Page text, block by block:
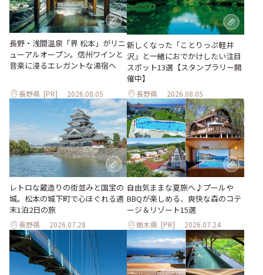
長野・浅間温泉「界 松本」がリニ
ューアルオープン。信州ワインと
音楽に浸るエレガントな湯宿へ
長野県 [PR] 2026.08.05
新しくなった「ことりっぷ軽井
沢」と一緒におでかけしたい注目
スポット13選【スタンプラリー開
催中】
長野県 2026.08.05
レトロな蔵造りの街並みと国宝の
城。松本の城下町で心ほぐれる週
末1泊2日の旅
長野県 2026.07.28
自由気ままな夏旅へ♪プールや
BBQが楽しめる、爽快な森のコテ
ージ＆リゾート15選
栃木県 [PR] 2026.07.24